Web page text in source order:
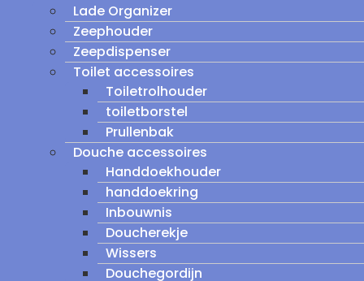
Lade Organizer
Zeephouder
Zeepdispenser
Toilet accessoires
Toiletrolhouder
toiletborstel
Prullenbak
Douche accessoires
Handdoekhouder
handdoekring
Inbouwnis
Doucherekje
Wissers
Douchegordijn